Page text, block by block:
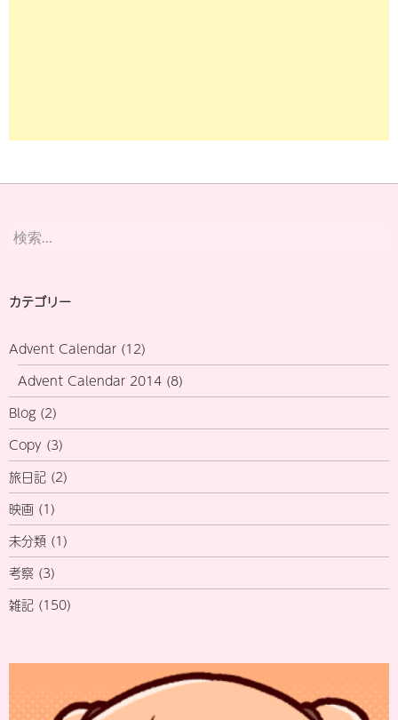
検
索:
カテゴリー
Advent Calendar (12)
Advent Calendar 2014 (8)
Blog (2)
Copy (3)
旅日記 (2)
映画 (1)
未分類 (1)
考察 (3)
雑記 (150)